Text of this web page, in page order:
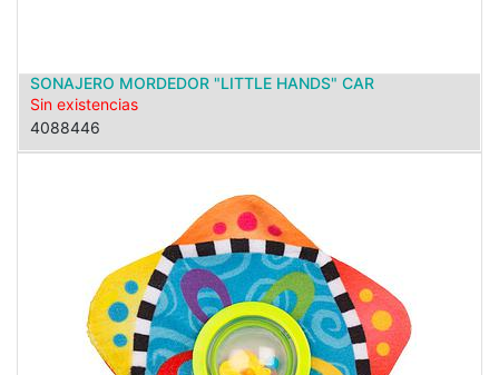
SONAJERO MORDEDOR "LITTLE HANDS" CAR
Sin existencias
4088446